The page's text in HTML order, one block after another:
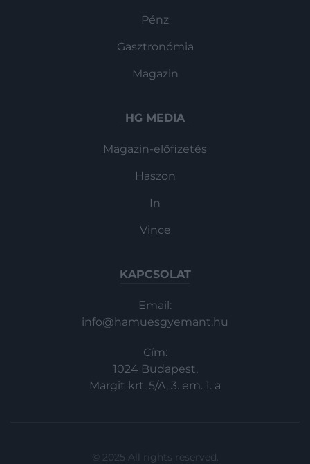
Pénz
Gasztronómia
Magazin
HG MEDIA
Magazin-előfizetés
Haszon
In
Vince
KAPCSOLAT
Email:
info@hamuesgyemant.hu
Cím:
1024 Budapest,
Margit krt. 5/A, 3. em. 1. a
© 2025 All rights reserved.